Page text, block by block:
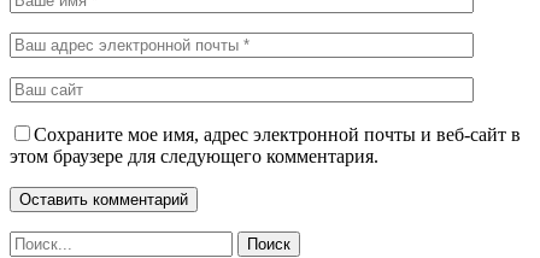
Сохраните мое имя, адрес электронной почты и веб-сайт в
этом браузере для следующего комментария.